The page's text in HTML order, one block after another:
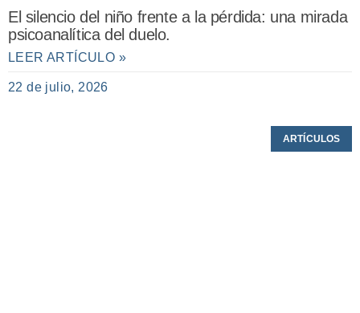
El silencio del niño frente a la pérdida: una mirada
psicoanalítica del duelo.
LEER ARTÍCULO »
22 de julio, 2026
ARTÍCULOS